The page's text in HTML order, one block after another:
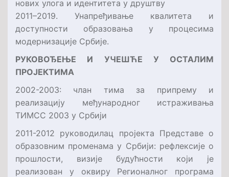
нових улога и идентитета у друштву
2011–2019. Унапређивање квалитета и
доступности образовања у процесима
модернизације Србије.
РУКОВОЂЕЊЕ И УЧЕШЋЕ У ОСТАЛИМ
ПРОЈЕКТИМА
2002-2003: члан тима за припрему и
реализацију међународног истраживања
ТИМСС 2003 у Србији
2011-2012 руководилац пројекта Представе о
образовним променама у Србији: рефлексије о
прошлости, визије будућности који је
реализован у оквиру Регионалног програма